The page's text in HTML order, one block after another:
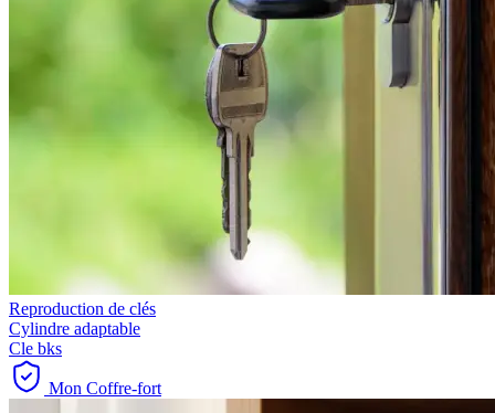
Reproduction de clés
Cylindre adaptable
Cle bks
Mon Coffre-fort